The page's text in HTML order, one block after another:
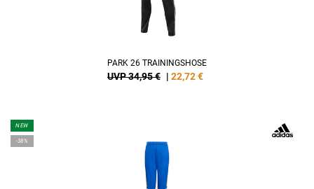
PARK 26 TRAININGSHOSE
UVP 34,95 € | 22,72€
NEW
-38%